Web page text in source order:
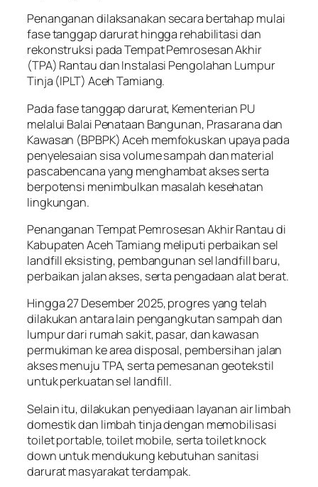
Penanganan dilaksanakan secara bertahap mulai
fase tanggap darurat hingga rehabilitasi dan
rekonstruksi pada Tempat Pemrosesan Akhir
(TPA) Rantau dan Instalasi Pengolahan Lumpur
Tinja (IPLT) Aceh Tamiang.
Pada fase tanggap darurat, Kementerian PU
melalui Balai Penataan Bangunan, Prasarana dan
Kawasan (BPBPK) Aceh memfokuskan upaya pada
penyelesaian sisa volume sampah dan material
pascabencana yang menghambat akses serta
berpotensi menimbulkan masalah kesehatan
lingkungan.
Penanganan Tempat Pemrosesan Akhir Rantau di
Kabupaten Aceh Tamiang meliputi perbaikan sel
landfill eksisting, pembangunan sel landfill baru,
perbaikan jalan akses, serta pengadaan alat berat.
Hingga 27 Desember 2025, progres yang telah
dilakukan antara lain pengangkutan sampah dan
lumpur dari rumah sakit, pasar, dan kawasan
permukiman ke area disposal, pembersihan jalan
akses menuju TPA, serta pemesanan geotekstil
untuk perkuatan sel landfill.
Selain itu, dilakukan penyediaan layanan air limbah
domestik dan limbah tinja dengan memobilisasi
toilet portable, toilet mobile, serta toilet knock
down untuk mendukung kebutuhan sanitasi
darurat masyarakat terdampak.